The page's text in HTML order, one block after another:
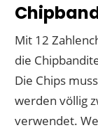
Mit 12
die
Die Chips
werden völlig
verwendet.